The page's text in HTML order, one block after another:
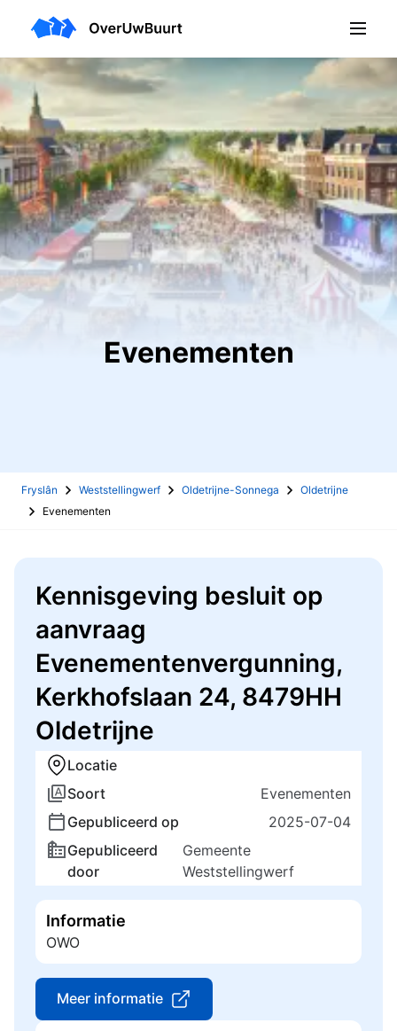
Evenementen
Fryslân Weststellingwerf Oldetrijne-Sonnega
Oldetrijne
Evenementen
Kennisgeving besluit op
aanvraag
Evenementenvergunning,
Kerkhofslaan 24, 8479HH
Oldetrijne
Locatie
Soort
Evenementen
Gepubliceerd op
2025-07-04
Gepubliceerd
door
Gemeente
Weststellingwerf
Informatie
OWO
Meer informatie